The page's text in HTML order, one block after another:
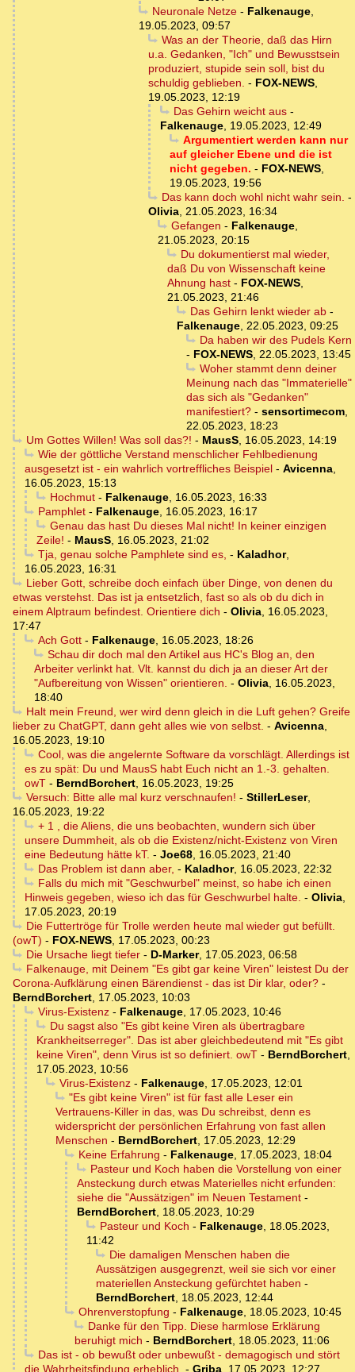
Neuronale Netze- Falkenauge,
19.05.2023, 09:57
Was an der Theorie, daß das Hirn
u.a. Gedanken, "Ich" und Bewusstsein
produziert, stupide sein soll, bist du
schuldig geblieben. - FOX-NEWS
19.05.2023, 12:19
Das Gehirn weicht aus-
Falkenauge 19.05.2023, 12:49
Argumentiert werden kann nur
auf gleicher Ebene und die ist
nicht gegeben. - FOX-NEWS
19.05.2023, 19:56
Das kann doch wohl nicht wahr sein. -
Olivia 21.05.2023, 16:34
Gefangen - Falkenauge,
21.05.2023, 20:15
Du dokumentierst mal wieder,
daß Du von Wissenschaft keine
Ahnung hast - FOX-NEWS
21.05.2023, 21:46
Das Gehirn lenkt wieder ab-
Falkenauge 22.05.2023, 09:25
Da haben wir des Pudels Kern
- FOX-NEWS 22.05.2023, 13:45
Woher stammt denn deiner
Meinung nach das "Immaterielle"
das sich als "Gedanken"
manifestiert? - sensortimecom
22.05.2023, 18:23
Um Gottes Willen! Was soll das?! - MausS, 16.05.2023, 14:19
Wie der göttliche Verstand menschlicher Fehlbedienung
ausgesetzt ist - ein wahrlich vortreffliches Beispiel - Avicenna
16.05.2023, 15:13
Hochmut- Falkenauge, 16.05.2023, 16:33
Pamphlet- Falkenauge, 16.05.2023, 16:17
Genau das hast Du dieses Mal nicht! In keiner einzigen
Zeile! - MausS 16.05.2023, 21:02
Tja, genau solche Pamphlete sind es, - Kaladhor,
16.05.2023, 16:31
Lieber Gott, schreibe doch einfach über Dinge, von denen du
etwas verstehst. Das ist ja entsetzlich, fast so als ob du dich in
einem Alptraum befindest. Orientiere dich - Olivia 16.05.2023,
17:47
Ach Gott- Falkenauge, 16.05.2023, 18:26
Schau dir doch mal den Artikel aus HC's Blog an, den
Arbeiter verlinkt hat. Vlt. kannst du dich ja an dieser Art der
"Aufbereitung von Wissen" orientieren. - Olivia 16.05.2023,
18:40
Halt mein Freund, wer wird denn gleich in die Luft gehen? Greife
lieber zu ChatGPT, dann geht alles wie von selbst. - Avicenna
16.05.2023, 19:10
Cool, was die angelernte Software da vorschlägt. Allerdings ist
es zu spät: Du und MausS habt Euch nicht an 1.-3. gehalten.
owT - BerndBorchert 16.05.2023, 19:25
Versuch: Bitte alle mal kurz verschnaufen! - StillerLeser,
16.05.2023, 19:22
+ 1 , die Aliens, die uns beobachten, wundern sich über
unsere Dummheit, als ob die Existenz/nicht-Existenz von Viren
eine Bedeutung hätte kT. - Joe68 16.05.2023, 21:40
Das Problem ist dann aber, - Kaladhor, 16.05.2023, 22:32
Falls du mich mit "Geschwurbel" meinst, so habe ich einen
Hinweis gegeben, wieso ich das für Geschwurbel halte. - Olivia
17.05.2023, 20:19
Die Futtertröge für Trolle werden heute mal wieder gut befüllt.
(owT) - FOX-NEWS 17.05.2023, 00:23
Die Ursache liegt tiefer- D-Marker, 17.05.2023, 06:58
Falkenauge, mit Deinem "Es gibt gar keine Viren" leistest Du der
Corona-Aufklärung einen Bärendienst - das ist Dir klar, oder? -
BerndBorchert 17.05.2023, 10:03
Virus-Existenz- Falkenauge, 17.05.2023, 10:46
Du sagst also "Es gibt keine Viren als übertragbare
Krankheitserreger". Das ist aber gleichbedeutend mit "Es gibt
keine Viren", denn Virus ist so definiert. owT - BerndBorchert
17.05.2023, 10:56
Virus-Existenz- Falkenauge, 17.05.2023, 12:01
"Es gibt keine Viren" ist für fast alle Leser ein
Vertrauens-Killer in das, was Du schreibst, denn es
widerspricht der persönlichen Erfahrung von fast allen
Menschen - BerndBorchert 17.05.2023, 12:29
Keine Erfahrung - Falkenauge, 17.05.2023, 18:04
Pasteur und Koch haben die Vorstellung von einer
Ansteckung durch etwas Materielles nicht erfunden:
siehe die "Aussätzigen" im Neuen Testament -
BerndBorchert 18.05.2023, 10:29
Pasteur und Koch - Falkenauge, 18.05.2023,
11:42
Die damaligen Menschen haben die
Aussätzigen ausgegrenzt, weil sie sich vor einer
materiellen Ansteckung gefürchtet haben -
BerndBorchert 18.05.2023, 12:44
Ohrenverstopfung - Falkenauge, 18.05.2023, 10:45
Danke für den Tipp. Diese harmlose Erklärung
beruhigt mich - BerndBorchert 18.05.2023, 11:06
Das ist - ob bewußt oder unbewußt - demagogisch und stört
die Wahrheitsfindung erheblich. - Griba 17.05.2023, 12:27